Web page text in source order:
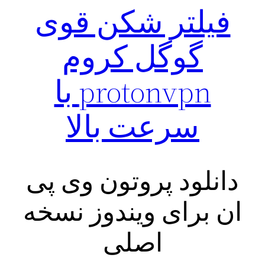
فیلتر شکن قوی
گوگل کروم
protonvpn با
سرعت بالا
دانلود پروتون وی پی
ان برای ویندوز نسخه
اصلی